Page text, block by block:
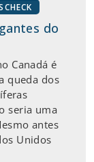
do
Canadá é
queda dos
seria uma
antes
Unidos